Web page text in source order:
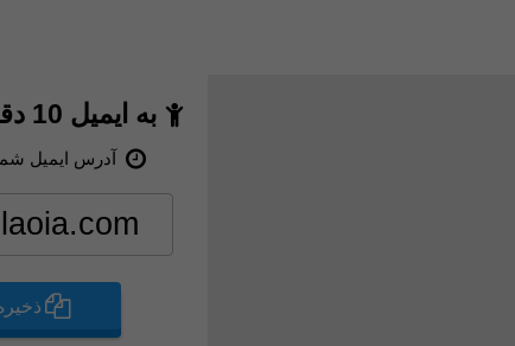
به ایمیل 10 دقیقه ای خوش آمدید
آدرس ایمیل